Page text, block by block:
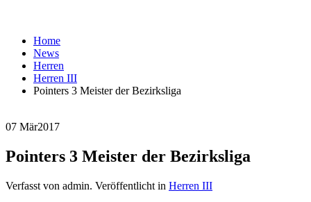
Home
News
Herren
Herren III
Pointers 3 Meister der Bezirksliga
07 Mär2017
Pointers 3 Meister der Bezirksliga
Verfasst von admin. Veröffentlicht in Herren III